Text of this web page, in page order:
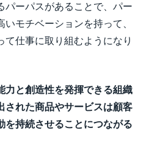
パーパスがあることで、パー
モチベーションを持って、
て仕事に取り組むようになり
力と創造性を発揮できる組織
された商品やサービスは顧客
を持続させることにつながる